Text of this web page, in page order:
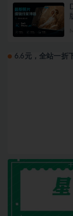
6.6元，全站一折